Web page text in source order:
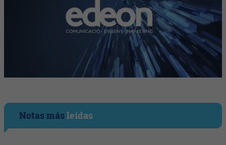
Notas másleídas